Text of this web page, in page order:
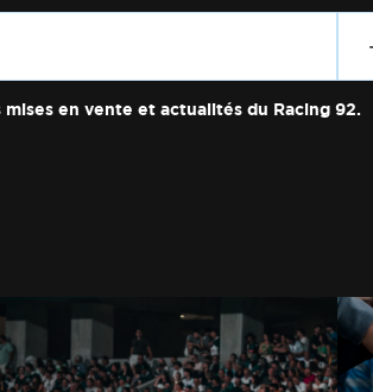
en vente et actualités du Racing 92.